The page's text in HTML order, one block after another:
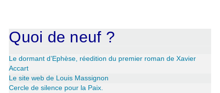
Quoi de neuf ?
Le dormant d’Ephèse, réedition du premier roman de Xavier
Accart
Le site web de Louis Massignon
Cercle de silence pour la Paix.